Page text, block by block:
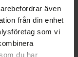
även
från din enhet
som vi
du har
att
drabbar
i